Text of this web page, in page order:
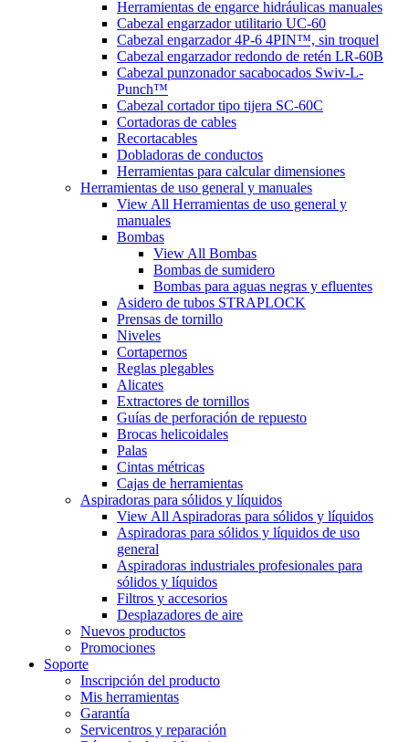
Herramientas de engarce hidráulicas manuales
Cabezal engarzador utilitario UC-60
Cabezal engarzador 4P-6 4PIN™, sin troquel
Cabezal engarzador redondo de retén LR-60B
Cabezal punzonador sacabocados Swiv-L-
Punch™
Cabezal cortador tipo tijera SC-60C
Cortadoras de cables
Recortacables
Dobladoras de conductos
Herramientas para calcular dimensiones
Herramientas de uso general y manuales
View All Herramientas de uso general y
manuales
Bombas
View All Bombas
Bombas de sumidero
Bombas para aguas negras y efluentes
Asidero de tubos STRAPLOCK
Prensas de tornillo
Niveles
Cortapernos
Reglas plegables
Alicates
Extractores de tornillos
Guías de perforación de repuesto
Brocas helicoidales
Palas
Cintas métricas
Cajas de herramientas
Aspiradoras para sólidos y líquidos
View All Aspiradoras para sólidos y líquidos
Aspiradoras para sólidos y líquidos de uso
general
Aspiradoras industriales profesionales para
sólidos y líquidos
Filtros y accesorios
Desplazadores de aire
Nuevos productos
Promociones
Soporte
Inscripción del producto
Mis herramientas
Garantía
Servicentros y reparación